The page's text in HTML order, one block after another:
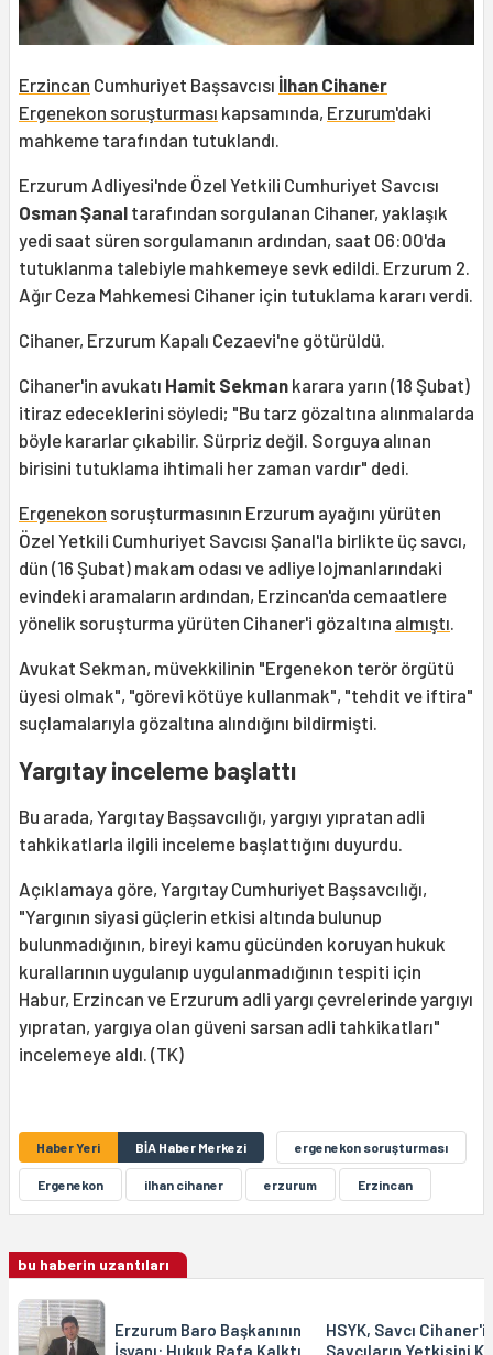
Erzincan Cumhuriyet Başsavcısı İlhan Cihaner
Ergenekon soruşturması kapsamında, Erzurum'daki
mahkeme tarafından tutuklandı.
Erzurum Adliyesi'nde Özel Yetkili Cumhuriyet Savcısı
Osman Şanal tarafından sorgulanan Cihaner, yaklaşık
yedi saat süren sorgulamanın ardından, saat 06:00'da
tutuklanma talebiyle mahkemeye sevk edildi. Erzurum 2.
Ağır Ceza Mahkemesi Cihaner için tutuklama kararı verdi.
Cihaner, Erzurum Kapalı Cezaevi'ne götürüldü.
Cihaner'in avukatı Hamit Sekman karara yarın (18 Şubat)
itiraz edeceklerini söyledi; "Bu tarz gözaltına alınmalarda
böyle kararlar çıkabilir. Sürpriz değil. Sorguya alınan
birisini tutuklama ihtimali her zaman vardır" dedi.
Ergenekon soruşturmasının Erzurum ayağını yürüten
Özel Yetkili Cumhuriyet Savcısı Şanal'la birlikte üç savcı,
dün (16 Şubat) makam odası ve adliye lojmanlarındaki
evindeki aramaların ardından, Erzincan'da cemaatlere
yönelik soruşturma yürüten Cihaner'i gözaltına almıştı
Avukat Sekman, müvekkilinin "Ergenekon terör örgütü
üyesi olmak", "görevi kötüye kullanmak", "tehdit ve iftira"
suçlamalarıyla gözaltına alındığını bildirmişti.
Yargıtay inceleme başlattı
Bu arada, Yargıtay Başsavcılığı, yargıyı yıpratan adli
tahkikatlarla ilgili inceleme başlattığını duyurdu.
Açıklamaya göre, Yargıtay Cumhuriyet Başsavcılığı,
"Yargının siyasi güçlerin etkisi altında bulunup
bulunmadığının, bireyi kamu gücünden koruyan hukuk
kurallarının uygulanıp uygulanmadığının tespiti için
Habur, Erzincan ve Erzurum adli yargı çevrelerinde yargıyı
yıpratan, yargıya olan güveni sarsan adli tahkikatları"
incelemeye aldı. (TK)
Haber Yeri BİA Haber Merkezi ergenekon soruşturması
Ergenekon ilhan cihaner erzurum Erzincan
bu haberin uzantıları
Erzurum Baro Başkanının
İsyanı: Hukuk Rafa Kalktı
HSYK, Savcı
Savcıların Yetkisini